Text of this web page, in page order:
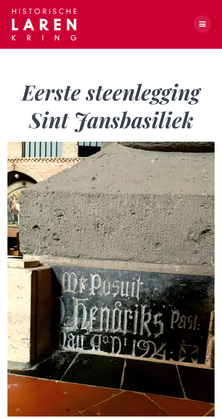
Eerste steenlegging
Sint Jansbasiliek